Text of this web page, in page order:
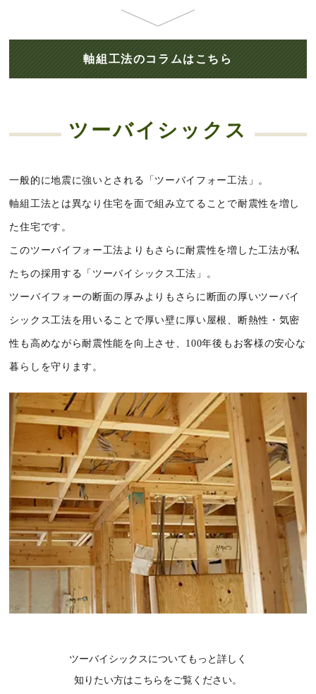
軸組工法のコラムはこちら
ツーバイシックス
一般的に地震に強いとされる「ツーバイフォー工法」。
軸組工法とは異なり住宅を面で組み立てることで耐震性を増し
た住宅です。
このツーバイフォー工法よりもさらに耐震性を増した工法が私
たちの採用する「ツーバイシックス工法」。
ツーバイフォーの断面の厚みよりもさらに断面の厚いツーバイ
シックス工法を用いることで厚い壁に厚い屋根、断熱性・気密
性も高めながら耐震性能を向上させ、100年後もお客様の安心な
暮らしを守ります。
ツーバイシックスについてもっと詳しく
知りたい方はこちらをご覧ください。